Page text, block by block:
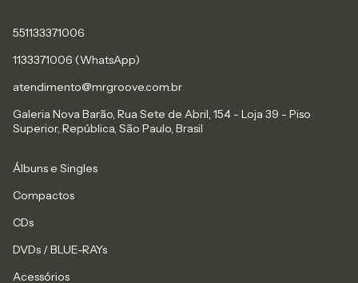
551133371006
1133371006 (WhatsApp)
atendimento@mrgroove.com.br
Galeria Nova Barão, Rua Sete de Abril, 154 - Loja 39 - Piso
Superior, República, São Paulo, Brasil
Álbuns e Singles
Compactos
CDs
DVDs / BLUE-RAYs
Acessórios